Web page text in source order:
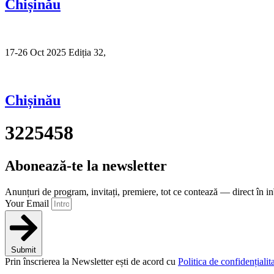
Chișinău
17-26 Oct 2025 Ediția 32,
Chișinău
3225458
Abonează-te la newsletter
Anunțuri de program, invitați, premiere, tot ce contează — direct în
Your Email
Submit
Prin înscrierea la Newsletter ești de acord cu Politica de